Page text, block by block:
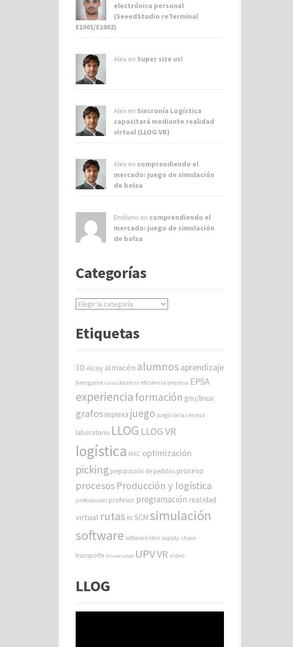
electrónica personal
(SeeedStudio reTerminal
E1001/E1002)
Alex en Super size us!
Alex en Sincronía Logística
capacitará mediante realidad
virtual (LLOG VR)
Alex en comprendiendo el
mercado: juego de simulación
de bolsa
Emiliano en comprendiendo el
mercado: juego de simulación
de bolsa
Categorías
C
e
r
s
Etiquetas
3D Alcoy almacén alumnos aprendizaje
beergame curso docencia eficiencia empresa EPSA
experiencia formación gnu/linux
grafos implexa juego juego de la cerveza
laboratorio LLOG LLOG VR
logística MAC optimización
picking preparación de pedidos proceso
procesosProducción y logística
profesionales profesor programación realidad
virtual rutas RV SCM simulación
software software libre supply chain
transporte Universidad UPVVR vídeo
LLOG